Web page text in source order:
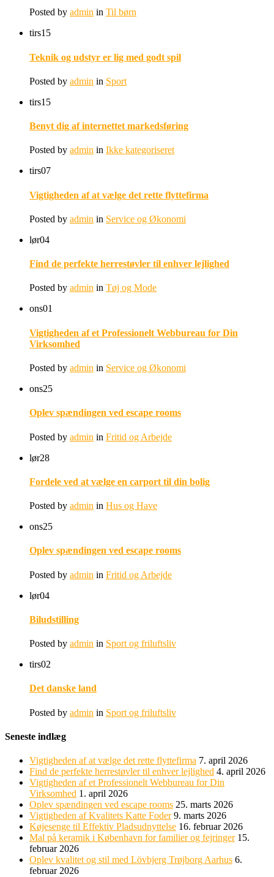
Posted by admin in Til børn
tirs15
Teknik og udstyr er lig med godt spil
Posted by admin in Sport
tirs15
Benyt dig af internettet markedsføring
Posted by admin in Ikke kategoriseret
tirs07
Vigtigheden af at vælge det rette flyttefirma
Posted by admin in Service og Økonomi
lør04
Find de perfekte herrestøvler til enhver lejlighed
Posted by admin in Tøj og Mode
ons01
Vigtigheden af et Professionelt Webbureau for Din
Virksomhed
Posted by admin in Service og Økonomi
ons25
Oplev spændingen ved escape rooms
Posted by admin in Fritid og Arbejde
lør28
Fordele ved at vælge en carport til din bolig
Posted by admin in Hus og Have
ons25
Oplev spændingen ved escape rooms
Posted by admin in Fritid og Arbejde
lør04
Biludstilling
Posted by admin in Sport og friluftsliv
tirs02
Det danske land
Posted by admin in Sport og friluftsliv
Seneste indlæg
Vigtigheden af at vælge det rette flyttefirma 7. april 2026
Find de perfekte herrestøvler til enhver lejlighed 4. april 2026
Vigtigheden af et Professionelt Webbureau for Din
Virksomhed 1. april 2026
Oplev spændingen ved escape rooms 25. marts 2026
Vigtigheden af Kvalitets Katte Foder 9. marts 2026
Køjesenge til Effektiv Pladsudnyttelse 16. februar 2026
Mal på keramik i København for familier og fejringer 15.
februar 2026
Oplev kvalitet og stil med Lövbjerg Trøjborg Aarhus 6.
februar 2026